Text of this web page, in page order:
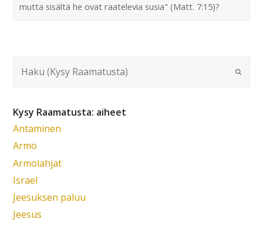
mutta sisältä he ovat raatelevia susia" (Matt. 7:15)?
Kysy Raamatusta: aiheet
Antaminen
Armo
Armolahjat
Israel
Jeesuksen paluu
Jeesus